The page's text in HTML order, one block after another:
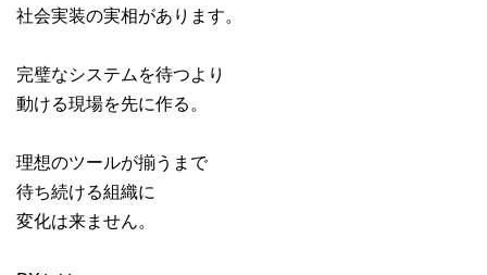
社会実装の実相があります。
完璧なシステムを待つより
動ける現場を先に作る。
理想のツールが揃うまで
待ち続ける組織に
変化は来ません。